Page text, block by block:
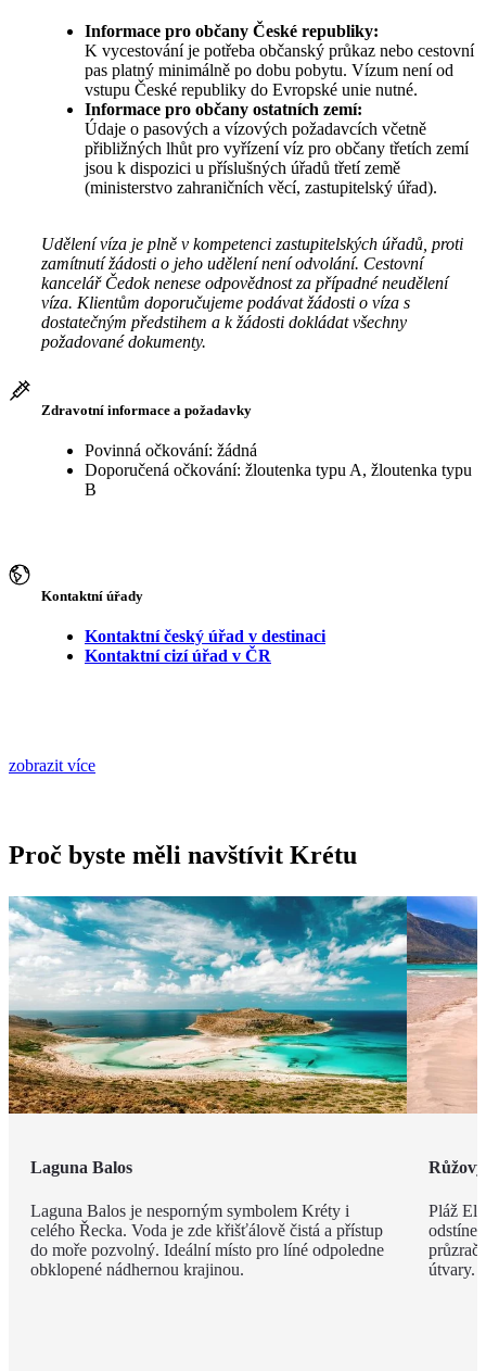
Informace pro občany České republiky:
K vycestování je potřeba občanský průkaz nebo cestovní
pas platný minimálně po dobu pobytu. Vízum není od
vstupu České republiky do Evropské unie nutné.
Informace pro občany ostatních zemí:
Údaje o pasových a vízových požadavcích včetně
přibližných lhůt pro vyřízení víz pro občany třetích zemí
jsou k dispozici u příslušných úřadů třetí země
(ministerstvo zahraničních věcí, zastupitelský úřad).
Udělení víza je plně v kompetenci zastupitelských úřadů, proti
zamítnutí žádosti o jeho udělení není odvolání. Cestovní
kancelář Čedok nenese odpovědnost za případné neudělení
víza. Klientům doporučujeme podávat žádosti o víza s
dostatečným předstihem a k žádosti dokládat všechny
požadované dokumenty.
Zdravotní informace a požadavky
Povinná očkování: žádná
Doporučená očkování: žloutenka typu A, žloutenka typu
B
Kontaktní úřady
Kontaktní český úřad v destinaci
Kontaktní cizí úřad v ČR
zobrazit více
Proč byste měli navštívit Krétu
Laguna Balos
Laguna Balos je nesporným symbolem Kréty i
celého Řecka. Voda je zde křišťálově čistá a přístup
do moře pozvolný. Ideální místo pro líné odpoledne
obklopené nádhernou krajinou.
Pláž
útvary.